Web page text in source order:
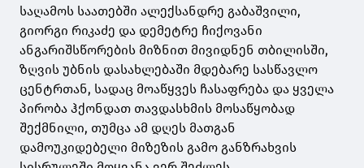
საღამოს საათებში ალექსანდრე გაბაშვილი,
გიორგი რიკაძე და დემეტრე ჩიქოვანი
ანგარიშსწორების მიზნით მივიდნენ თბილისში,
ზღვის უბნის დასახლებაში მდებარე სასწავლო
ცენტრთან, სადაც მოაწყვეს ჩასაფრება და ყველა
პირობა ჰქონდათ თავდასხმის მოსაწყობად
შექმნილი, თუმცა ამ დღეს მათგან
დამოუკიდებელი მიზეზის გამო განზრახვის